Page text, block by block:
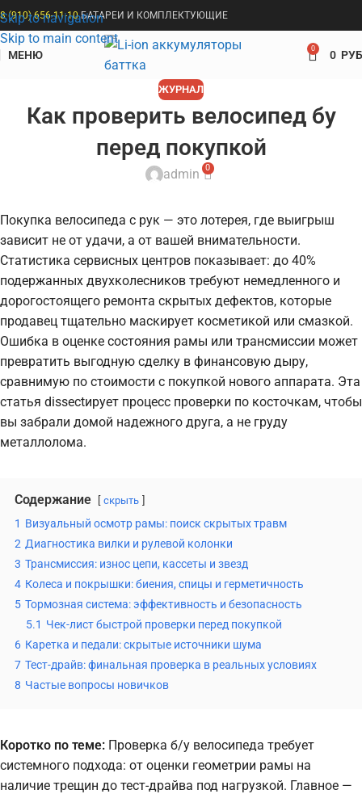
Skip to navigation
Skip to main content
8 (910) 656-11-10БАТАРЕИ И КОМПЛЕКТУЮЩИЕ
МЕНЮ 0 0
ЖУРНАЛ
Как проверить велосипед бу
перед покупкой
admin 0
Покупка велосипеда с рук — это лотерея, где выигрыш
зависит не от удачи, а от вашей внимательности.
Статистика сервисных центров показывает: до 40%
подержанных двухколесников требуют немедленного и
дорогостоящего ремонта скрытых дефектов, которые
продавец тщательно маскирует косметикой или смазкой.
Ошибка в оценке состояния рамы или трансмиссии может
превратить выгодную сделку в финансовую дыру,
сравнимую по стоимости с покупкой нового аппарата. Эта
статья dissectирует процесс проверки по косточкам, чтобы
вы забрали домой надежного друга, а не груду
металлолома.
Содержание скрыть
1 Визуальный осмотр рамы: поиск скрытых травм
2 Диагностика вилки и рулевой колонки
3 Трансмиссия: износ цепи, кассеты и звезд
4 Колеса и покрышки: биения, спицы и герметичность
5 Тормозная система: эффективность и безопасность
5.1 Чек-лист быстрой проверки перед покупкой
6 Каретка и педали: скрытые источники шума
7 Тест-драйв: финальная проверка в реальных условиях
8 Частые вопросы новичков
Коротко по теме: Проверка б/у велосипеда требует
системного подхода: от оценки геометрии рамы на
наличие трещин до тест-драйва под нагрузкой. Главное —